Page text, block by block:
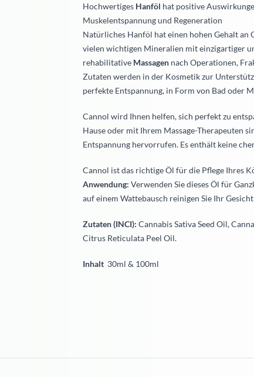
Hochwertiges Hanföl hat positive
Muskelentspannung und Regeneration
Natürliches Hanföl hat einen hohen Gehalt an
vielen wichtigen Mineralien mit einzigartiger
rehabilitative Massagen nach Operationen,
Zutaten werden in der Kosmetik zur
perfekte Entspannung, in Form von Bad oder
Cannol wird Ihnen helfen, sich perfekt zu
Hause oder mit Ihrem Massage-Therapeuten
Entspannung hervorrufen. Es enthält keine
Cannol ist das richtige Öl für die Pflege Ihres
Anwendung: Verwenden Sie dieses Öl für
auf einem Wattebausch reinigen Sie Ihr
Zutaten (INCI): Cannabis Sativa Seed Oil,
Citrus Reticulata Peel Oil.
Inhalt 30ml & 100ml